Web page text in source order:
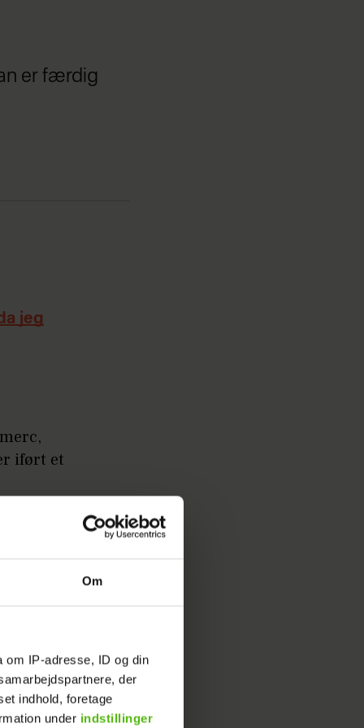
Om
IP-adresse, ID og din
der
indhold, foretage
under indstillinger
er færdig
jeg
iført et
sin